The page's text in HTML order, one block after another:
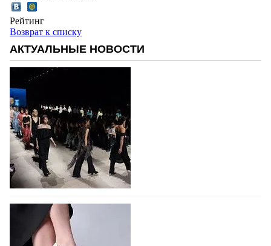
Рейтинг
Возврат к списку
АКТУАЛЬНЫЕ НОВОСТИ
На участие в Московской неделе моды
подано 1047 заявок